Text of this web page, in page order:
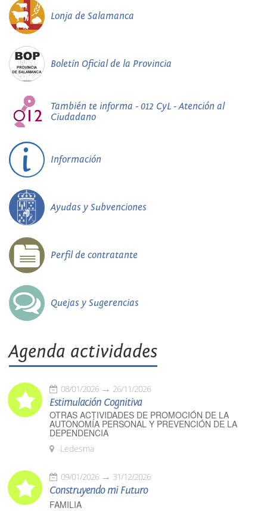
Lonja de Salamanca
Boletín Oficial de la Provincia
También te informa - 012 CyL - Atención al
Ciudadano
Información
Ayudas y Subvenciones
Perfil de contratante
Quejas y Sugerencias
Agenda actividades
08/01/2026 26/11/2026
Estimulación Cognitiva
OTRAS ACTIVIDADES DE PROMOCIÓN DE LA
AUTONOMÍA PERSONAL Y PREVENCIÓN DE LA
DEPENDENCIA
Ledesma
09/01/2026 31/12/2026
Construyendo mi Futuro
FAMILIA